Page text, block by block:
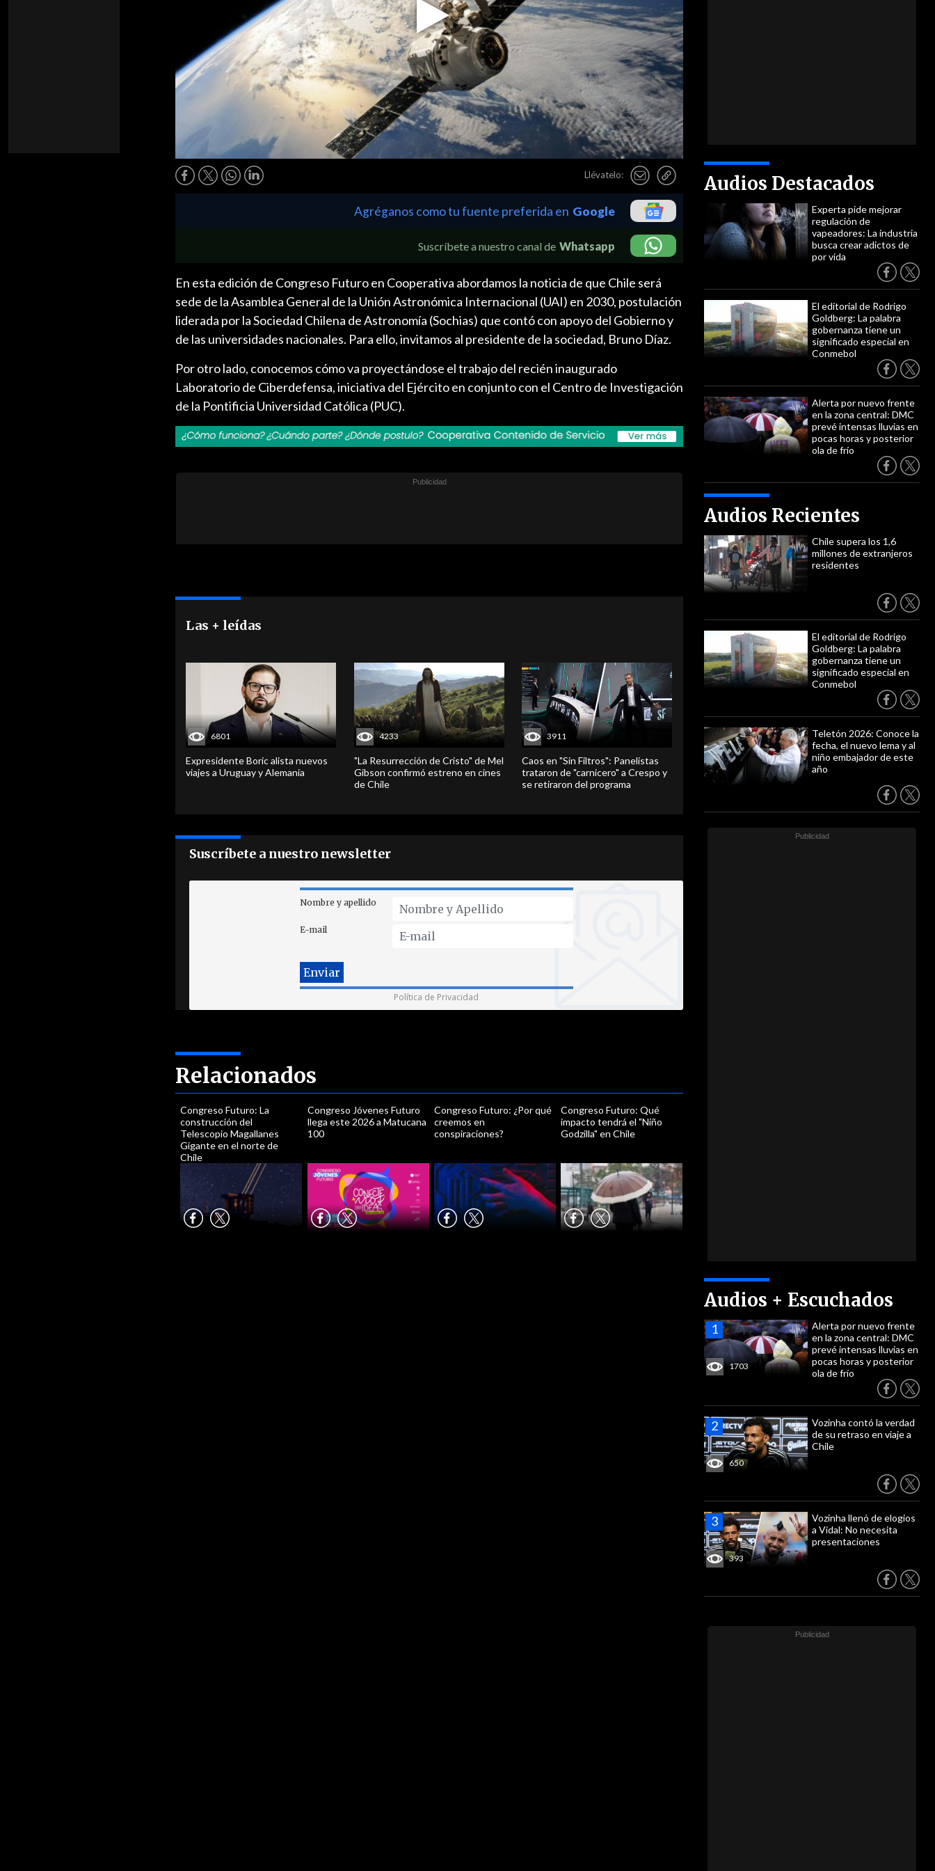
Play
Video
Llévatelo: Audios Destacados
Experta pide mejorar
regulación de
vapeadores: La industria
busca crear adictos de
por vida
El editorial de Rodrigo
Goldberg: La palabra
gobernanza tiene un
significado especial en
Conmebol
Alerta por nuevo frente
en la zona central: DMC
prevé intensas lluvias en
pocas horas y posterior
ola de frío
Audios Recientes
Chile supera los 1,6
millones de extranjeros
residentes
El editorial de Rodrigo
Goldberg: La palabra
gobernanza tiene un
significado especial en
Conmebol
Teletón 2026: Conoce la
fecha, el nuevo lema y al
niño embajador de este
año
Audios + Escuchados
1703
Alerta por nuevo frente
en la zona central: DMC
prevé intensas lluvias en
pocas horas y posterior
ola de frío
650
Vozinha contó la verdad
de su retraso en viaje a
Chile
393
Vozinha llenó de elogios
a Vidal: No necesita
presentaciones
Agréganos como tu fuente preferida en Google
Suscríbete a nuestro canal de Whatsapp
En esta edición de Congreso Futuro en Cooperativa abordamos la noticia de que Chile será
sede de la Asamblea General de la Unión Astronómica Internacional (UAI) en 2030, postulación
liderada por la Sociedad Chilena de Astronomía (Sochias) que contó con apoyo del Gobierno y
de las universidades nacionales. Para ello, invitamos al presidente de la sociedad, Bruno Díaz.
Por otro lado, conocemos cómo va proyectándose el trabajo del recién inaugurado
Laboratorio de Ciberdefensa, iniciativa del Ejército en conjunto con el Centro de Investigación
de la Pontificia Universidad Católica (PUC).
Las + leídas
6801
Expresidente Boric alista nuevos
viajes a Uruguay y Alemania
4233
"La Resurrección de Cristo" de Mel
Gibson confirmó estreno en cines
de Chile
3911
Caos en "Sin Filtros": Panelistas
trataron de "carnicero" a Crespo y
se retiraron del programa
Suscríbete a nuestro newsletter
Nombre y apellido
E-mail
Política de Privacidad
Relacionados
Congreso Futuro: La
construcción del
Telescopio Magallanes
Gigante en el norte de
Chile
Congreso Jóvenes Futuro
llega este 2026 a Matucana
100
Congreso Futuro: ¿Por qué
creemos en
conspiraciones?
Congreso Futuro: Qué
impacto tendrá el "Niño
Godzilla" en Chile